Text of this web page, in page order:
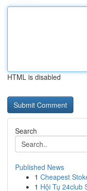
HTML is disabled
Search
Published News
1 Cheapest
1 Hội Tụ 24club